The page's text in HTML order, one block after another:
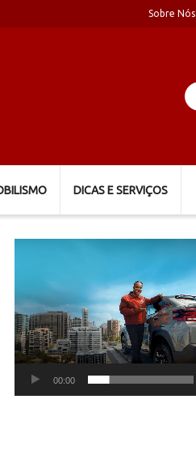
Sobre Nós
DICAS E SERVIÇOS
00:00